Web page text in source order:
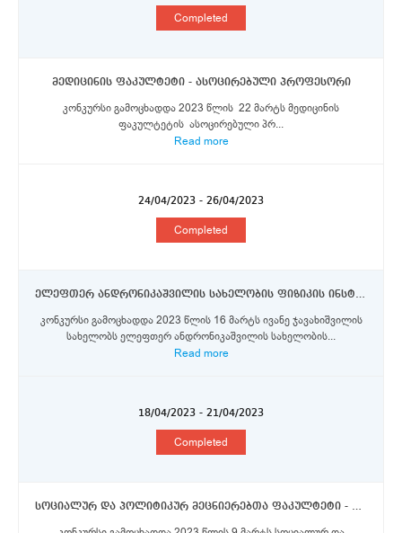
Completed
მედიცინის ფაკულტეტი - ასოცირებული პროფესორი
კონკურსი გამოცხადდა 2023 წლის 22 მარტს მედიცინის
ფაკულტეტის ასოცირებული პრ...
Read more
24/04/2023 - 26/04/2023
Completed
ელეფთერ ანდრონიკაშვილის სახელობის ფიზიკის ინსტიტუტი - უფროსი მეცნიერი თანამშრომელი, მეცნიერი თანამშრომელი
კონკურსი გამოცხადდა 2023 წლის 16 მარტს ივანე ჯავახიშვილის
სახელობს ელეფთერ ანდრონიკაშვილის სახელობის...
Read more
18/04/2023 - 21/04/2023
Completed
სოციალურ და პოლიტიკურ მეცნიერებთა ფაკულტეტი - ასისტენტ - პროფესორი